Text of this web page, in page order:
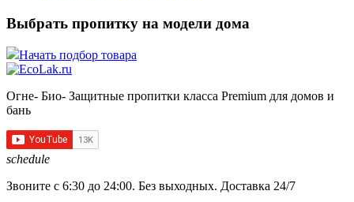
Выбрать пропитку на модели дома
Начать подбор товара
Огне- Био- Защитные пропитки класса Premium для домов и
бань
schedule
Звоните с 6:30 до 24:00. Без выходных. Доставка 24/7